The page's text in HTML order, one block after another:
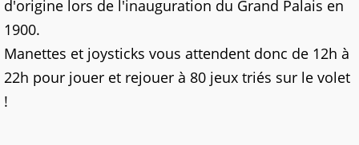
d'origine lors de l'inauguration du Grand Palais en
1900.
Manettes et joysticks vous attendent donc de 12h à
22h pour jouer et rejouer à 80 jeux triés sur le volet
!